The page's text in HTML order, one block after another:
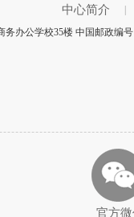
中心简介
办公学校35楼 中国邮政编
官方